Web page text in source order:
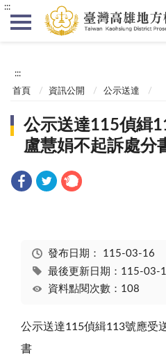
:::
:::
首頁 資訊公開 公示送達
公示送達115偵緝
盧慧娟不起訴處分
發布日期： 115-03-16
最後更新日期：115-03-
資料點閱次數：108
公示送達115偵緝113號應受
書